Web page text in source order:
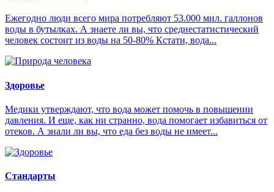
Ежегодно люди всего мира потребляют 53.000 мил. галлонов
воды в бутылках. А знаете ли вы, что среднестатистический
человек состоит из воды на 50-80% Кстати, вода...
Здоровье
Медики утверждают, что вода может помочь в повышении
давления. И еще, как ни странно, вода помогает избавиться от
отеков. А знали ли вы, что еда без воды не имеет...
Стандарты